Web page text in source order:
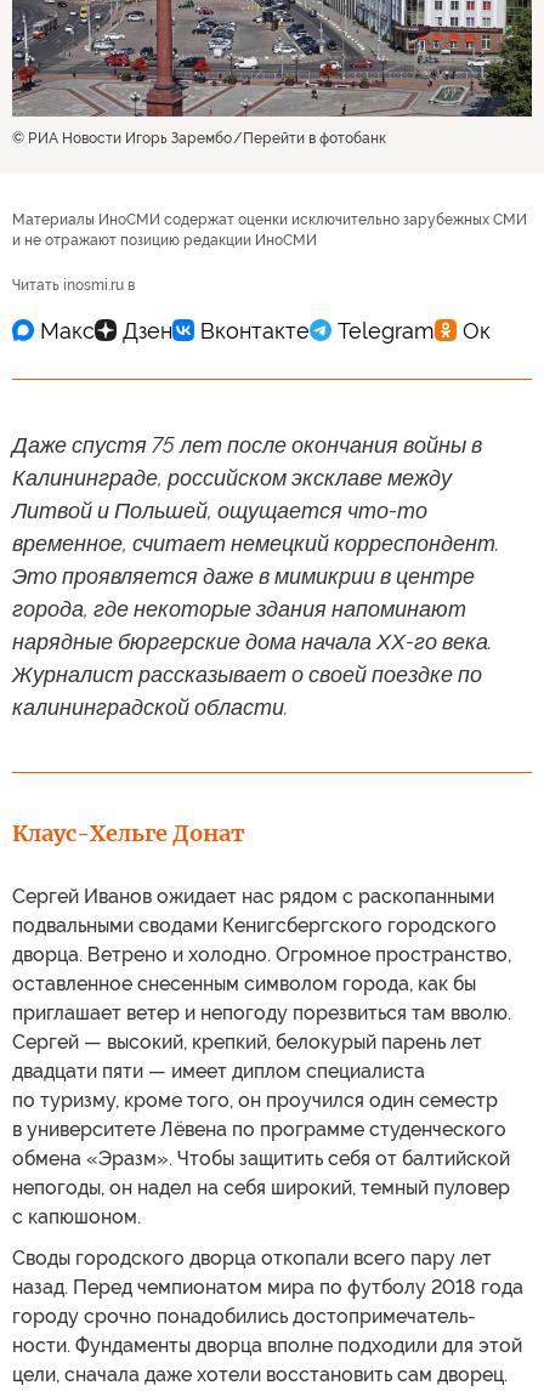
© РИА Новости Игорь Зарембо Перейти в фотобанк
Материалы ИноСМИ содержат оценки исключительно зарубежных СМИ
и не отражают позицию редакции ИноСМИ
Читать inosmi.ru в
Даже спустя 75 лет после окончания войны в
Калининграде, российском эксклаве между
Литвой и Польшей, ощущается что-то
временное, считает немецкий корреспондент.
Это проявляется даже в мимикрии в центре
города, где некоторые здания напоминают
нарядные бюргерские дома начала ХХ-го века.
Журналист рассказывает о своей поездке по
калининградской области.
Клаус-Хельге Донат
Сергей Иванов ожидает нас рядом с раскопанными
подвальными сводами Кенигсбергского городского
дворца. Ветрено и холодно. Огромное пространство,
оставленное снесенным символом города, как бы
приглашает ветер и непогоду порезвиться там вволю.
Сергей — высокий, крепкий, белокурый парень лет
двадцати пяти — имеет диплом специалиста
по туризму, кроме того, он проучился один семестр
в университете Лёвена по программе студенческого
обмена «Эразм». Чтобы защитить себя от балтийской
непогоды, он надел на себя широкий, темный пуловер
с капюшоном.
Своды городского дворца откопали всего пару лет
назад. Перед чемпионатом мира по футболу 2018 года
городу срочно понадобились достопримечатель-
ности. Фундаменты дворца вполне подходили для этой
цели, сначала даже хотели восстановить сам дворец.